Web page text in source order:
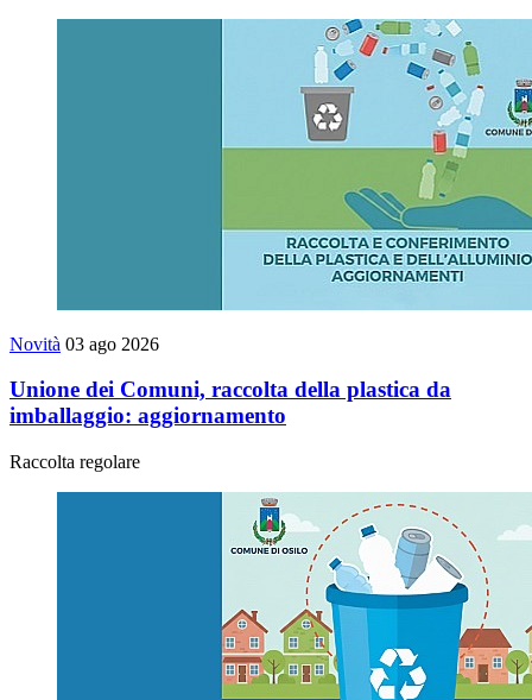
Novità 03 ago 2026
Unione dei Comuni, raccolta della plastica da
imballaggio: aggiornamento
Raccolta regolare